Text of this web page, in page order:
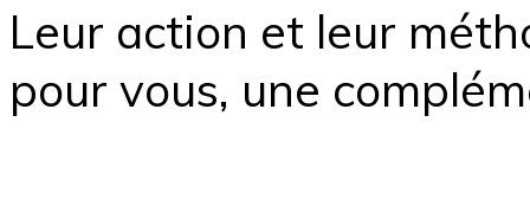
Leur action et leur
pour vous, une